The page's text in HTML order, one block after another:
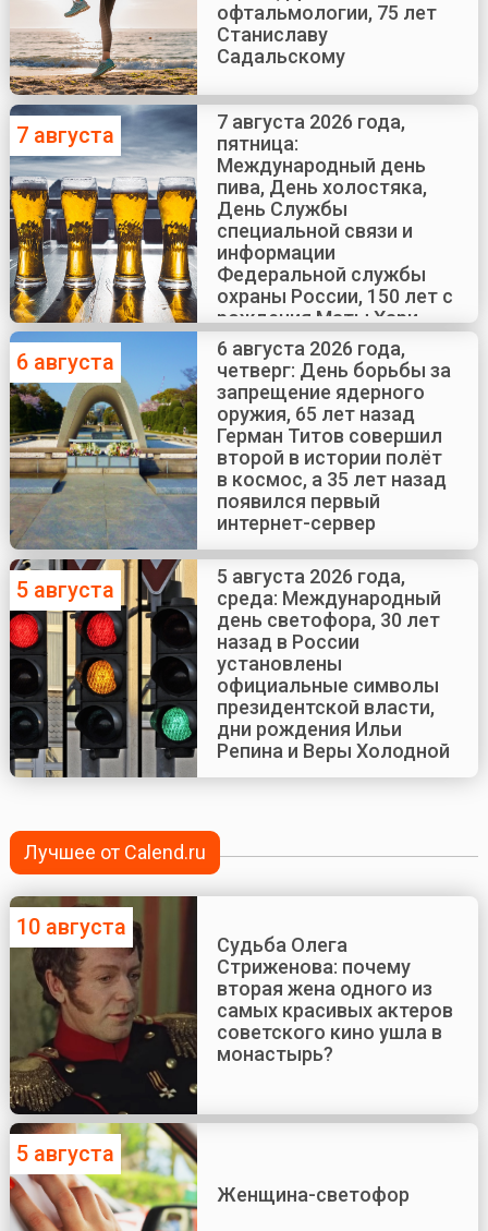
офтальмологии, 75 лет
Станиславу
Садальскому
7 августа
7 августа 2026 года,
пятница:
Международный день
пива, День холостяка,
День Службы
специальной связи и
информации
Федеральной службы
охраны России, 150 лет с
рождения Маты Хари
6 августа
6 августа 2026 года,
четверг: День борьбы за
запрещение ядерного
оружия, 65 лет назад
Герман Титов совершил
второй в истории полёт
в космос, а 35 лет назад
появился первый
интернет-сервер
5 августа
5 августа 2026 года,
среда: Международный
день светофора, 30 лет
назад в России
установлены
официальные символы
президентской власти,
дни рождения Ильи
Репина и Веры Холодной
Лучшее от Calend.ru
10 августа
Судьба Олега
Стриженова: почему
вторая жена одного из
самых красивых актеров
советского кино ушла в
монастырь?
5 августа
Женщина-светофор